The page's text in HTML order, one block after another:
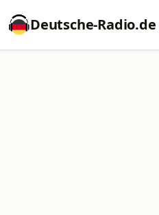
Deutsche-Radio.de